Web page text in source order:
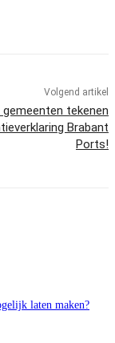
Volgend artikel
gemeenten tekenen
Brabant
Ports!
laten maken?